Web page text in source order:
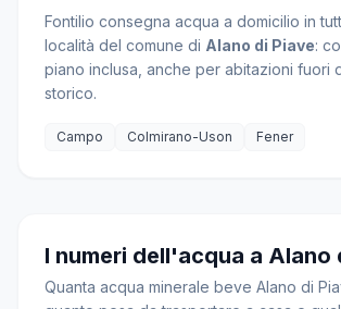
Fontilio consegna acqua a domicilio in
località del comune di Alano di Piave:
piano inclusa, anche per abitazioni fuori
storico.
Campo Colmirano-Uson Fener
I numeri dell'acqua a Alano
Quanta acqua minerale beve Alano di